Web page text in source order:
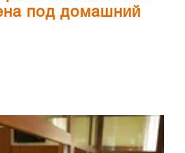
под домашний